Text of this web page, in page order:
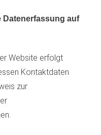
Datenerfassung auf
Website erfolgt
Kontaktdaten
zur